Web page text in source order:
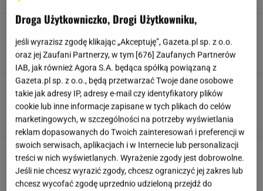
Zaćmienie Słońca będzie spektakularne. Tak
zrobisz najlepsze zdjęcia
Obejrzałam najgorszy film tego
roku. Po seansie zostaje tylko niesmak
JOANNA CHOJNACKA
Droga Użytkowniczko, Drogi Użytkowniku,
jeśli wyrazisz zgodę klikając „Akceptuję”, Gazeta.pl sp. z o.o.
oraz jej Zaufani Partnerzy, w tym [676] Zaufanych Partnerów
IAB, jak również Agora S.A. będąca spółką powiązaną z
Gazeta.pl sp. z o.o., będą przetwarzać Twoje dane osobowe
takie jak adresy IP, adresy e-mail czy identyfikatory plików
cookie lub inne informacje zapisane w tych plikach do celów
marketingowych, w szczególności na potrzeby wyświetlania
reklam dopasowanych do Twoich zainteresowań i preferencji w
swoich serwisach, aplikacjach i w Internecie lub personalizacji
treści w nich wyświetlanych. Wyrażenie zgody jest dobrowolne.
Jeśli nie chcesz wyrazić zgody, chcesz ograniczyć jej zakres lub
chcesz wycofać zgodę uprzednio udzieloną przejdź do